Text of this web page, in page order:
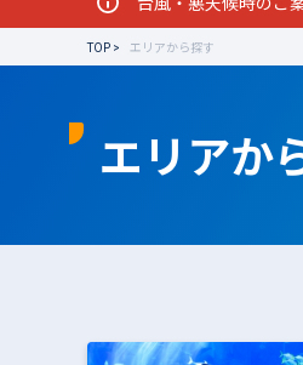
TOP エリアから探す
エリアか